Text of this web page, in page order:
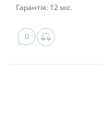
Гарантія: 12 міс.
0